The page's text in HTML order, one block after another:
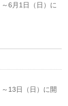
6月1日（日）に
13日（日）に開